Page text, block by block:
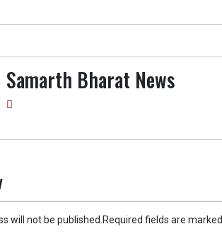
Samarth Bharat News
will not be published. Required fields are marked